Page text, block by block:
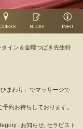
BLOG INFO
イン＆金曜つばき先生特
まわり」でマッサージで
約お待ちしております。
: お知らせ, セラピスト